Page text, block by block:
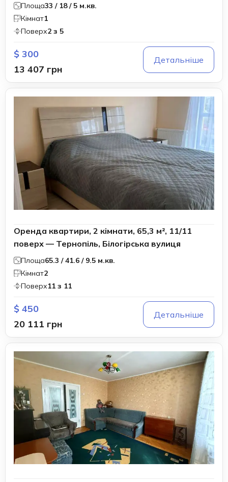
Площа33 / 18 / 5 м.кв.
Кімнат1
Поверх2 з 5
$ 300
13 407 грн
Детальніше
Оренда квартири, 2 кімнати, 65,3 м², 11/11
поверх — Тернопіль, Білогірська вулиця
Площа65.3 / 41.6 / 9.5 м.кв.
Кімнат2
Поверх11 з 11
$ 450
20 111 грн
Детальніше